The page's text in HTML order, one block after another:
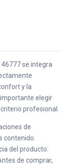
46777 se integra
y la
elegir
profesional.
de
contenido.
del producto:
de comprar,